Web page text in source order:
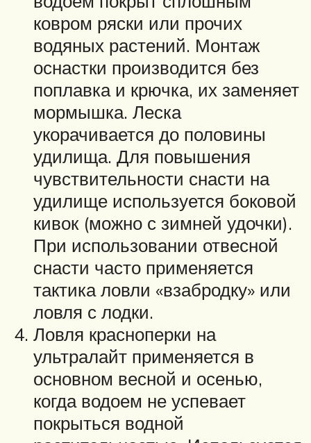
ковром ряски или прочих
водяных растений. Монтаж
оснастки производится без
поплавка и крючка, их заменяет
мормышка. Леска
укорачивается до половины
удилища. Для повышения
чувствительности снасти на
удилище используется боковой
кивок (можно с зимней удочки).
При использовании отвесной
снасти часто применяется
тактика ловли «взабродку» или
ловля с лодки.
Ловля красноперки на
ультралайт применяется в
основном весной и осенью,
когда водоем не успевает
покрыться водной